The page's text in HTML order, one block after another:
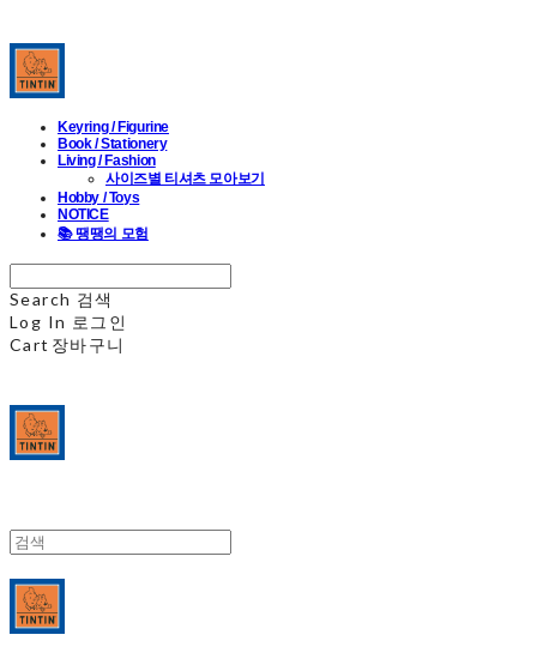
Keyring / Figurine
Book / Stationery
Living / Fashion
사이즈별 티셔츠 모아보기
Hobby / Toys
NOTICE
📚 땡땡의 모험
Search 검색
Log In 로그인
Cart 장바구니